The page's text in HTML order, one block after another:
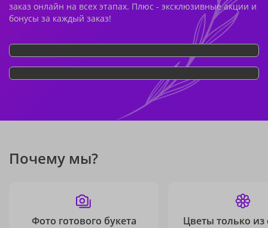
заказ онлайн на всех этапах. Плюс - эксклюзивные акции и
бонусы за каждый заказ!
Почему мы?
Фото готового букета
Цветы только из